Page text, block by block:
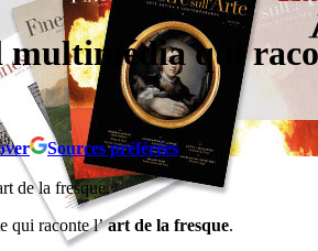
multimédia qui
Sources préférées
de la fresque.
qui raconte l’art de la fresque.